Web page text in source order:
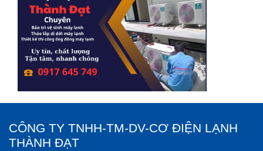
CÔNG TY TNHH-TM-DV-CƠ ĐIỆN LẠNH
THÀNH ĐẠT